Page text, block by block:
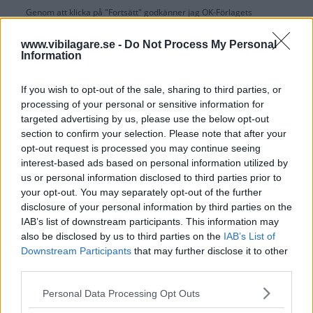
www.vibilagare.se - Do Not Process My Personal
Information
If you wish to opt-out of the sale, sharing to third parties, or
processing of your personal or sensitive information for
targeted advertising by us, please use the below opt-out
section to confirm your selection. Please note that after your
opt-out request is processed you may continue seeing
interest-based ads based on personal information utilized by
us or personal information disclosed to third parties prior to
your opt-out. You may separately opt-out of the further
disclosure of your personal information by third parties on the
IAB’s list of downstream participants. This information may
also be disclosed by us to third parties on the IAB’s List of
Downstream Participants that may further disclose it to other
Please note that this website/app uses one or more Google
Personal Data Processing Opt Outs
Genom att klicka på "Fortsätt" godkänner jag OK-Förlagets
OK-Förlagets integritetspolicy
Är du redan prenumerant på vår papperstidning?
Aktivera din digitala prenumeration utan kostnad här.